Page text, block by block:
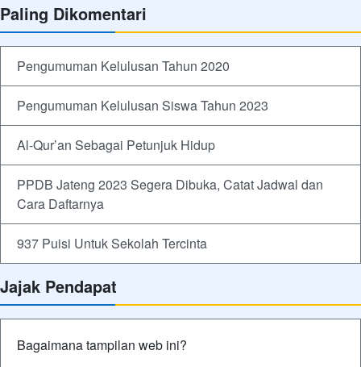
Paling Dikomentari
Pengumuman Kelulusan Tahun 2020
Pengumuman Kelulusan Siswa Tahun 2023
Al-Qur’an Sebagai Petunjuk Hidup
PPDB Jateng 2023 Segera Dibuka, Catat Jadwal dan
Cara Daftarnya
937 Puisi Untuk Sekolah Tercinta
Jajak Pendapat
Bagaimana tampilan web ini?